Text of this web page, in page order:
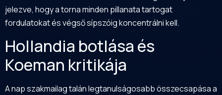
jelezve, hogy a torna minden pillanata tartogat
fordulatokat és végső sípszóig koncentrálni kell.
Hollandia botlása és
Koeman kritikája
A nap szakmailag talán legtanulságosabb összecsapása a